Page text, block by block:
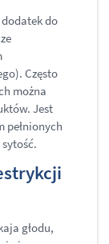
do
Często
można
Jest
pełnionych
głodu,